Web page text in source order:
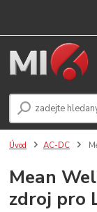
Úvod AC-DC
Mean
zdroj pro